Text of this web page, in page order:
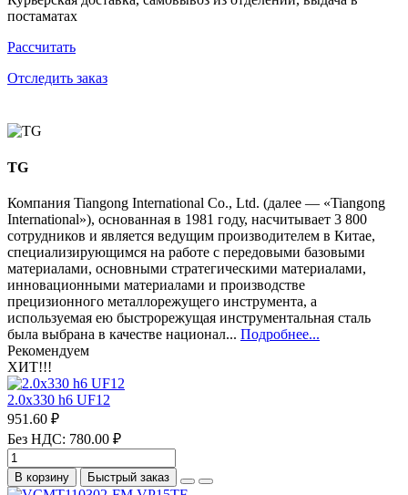
постаматах
Рассчитать
Отследить заказ
TG
Компания Tiangong International Co., Ltd. (далее — «Tiangong
International»), основанная в 1981 году, насчитывает 3 800
сотрудников и является ведущим производителем в Китае,
специализирующимся на работе с передовыми базовыми
материалами, основными стратегическими материалами,
инновационными материалами и производстве
прецизионного металлорежущего инструмента, а
используемая ею быстрорежущая инструментальная сталь
была выбрана в качестве национал... Подробнее...
Рекомендуем
ХИТ!!!
2.0х330 h6 UF12
951.60 ₽
Без НДС: 780.00 ₽
В корзину Быстрый заказ